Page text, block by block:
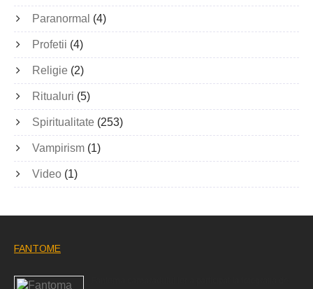
Paranormal (4)
Profetii (4)
Religie (2)
Ritualuri (5)
Spiritualitate (253)
Vampirism (1)
Video (1)
FANTOME